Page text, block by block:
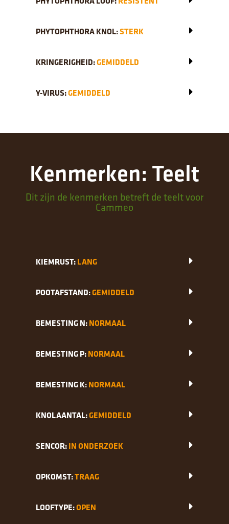
PHYTOPHTHORA KNOL:STERK
KRINGERIGHEID:GEMIDDELD
Y-VIRUS:GEMIDDELD
Kenmerken: Teelt
Dit zijn de kenmerken betreft de teelt voor
Cammeo
KIEMRUST:LANG
POOTAFSTAND:GEMIDDELD
BEMESTING N:NORMAAL
BEMESTING P:NORMAAL
BEMESTING K:NORMAAL
KNOLAANTAL:GEMIDDELD
SENCOR:IN ONDERZOEK
OPKOMST:TRAAG
LOOFTYPE:OPEN